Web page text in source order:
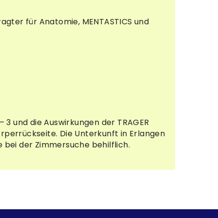
für Anatomie, MENTASTICS und
und die Auswirkungen der TRAGER
Die Unterkunft in Erlangen
der Zimmersuche behilflich.